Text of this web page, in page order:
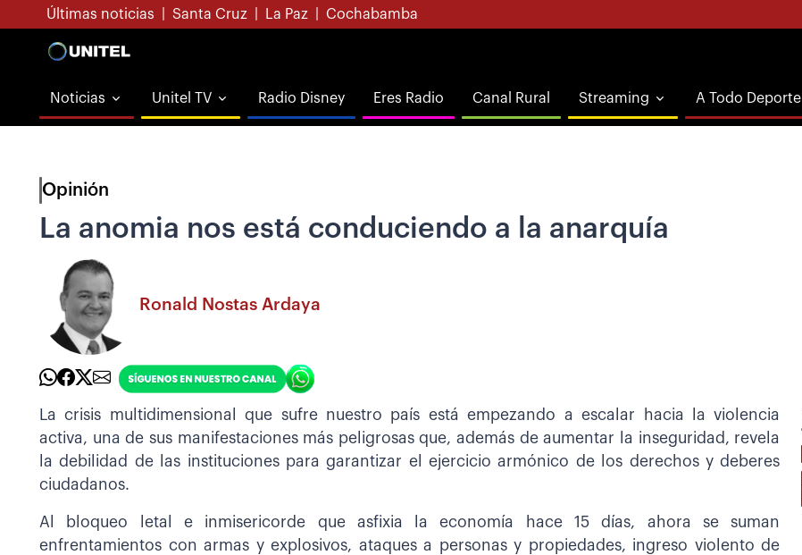
Últimas noticias Santa Cruz La Paz Cochabamba
Noticias Unitel TV Radio Disney Eres Radio Canal Rural Streaming A Todo Deporte
Opinión
La anomia nos está conduciendo a la anarquía
Ronald Nostas Ardaya
La crisis multidimensional que sufre nuestro país está empezando a escalar hacia la violencia
activa, una de sus manifestaciones más peligrosas que, además de aumentar la inseguridad, revela
la debilidad de las instituciones para garantizar el ejercicio armónico de los derechos y deberes
ciudadanos.
Al bloqueo letal e inmisericorde que asfixia la economía hace 15 días, ahora se suman
enfrentamientos con armas y explosivos, ataques a personas y propiedades, ingreso violento de